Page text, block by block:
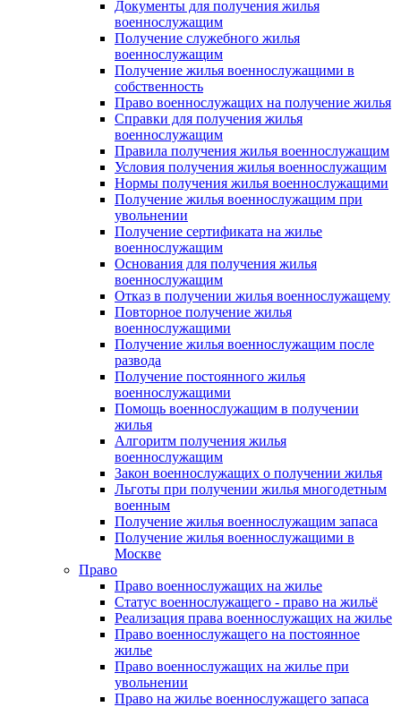
Документы для получения жилья
военнослужащим
Получение служебного жилья
военнослужащим
Получение жилья военнослужащими в
собственность
Право военнослужащих на получение жилья
Справки для получения жилья
военнослужащим
Правила получения жилья военнослужащим
Условия получения жилья военнослужащим
Нормы получения жилья военнослужащими
Получение жилья военнослужащим при
увольнении
Получение сертификата на жилье
военнослужащим
Основания для получения жилья
военнослужащим
Отказ в получении жилья военнослужащему
Повторное получение жилья
военнослужащими
Получение жилья военнослужащим после
развода
Получение постоянного жилья
военнослужащими
Помощь военнослужащим в получении
жилья
Алгоритм получения жилья
военнослужащим
Закон военнослужащих о получении жилья
Льготы при получении жилья многодетным
военным
Получение жилья военнослужащим запаса
Получение жилья военнослужащими в
Москве
Право
Право военнослужащих на жилье
Статус военнослужащего - право на жильё
Реализация права военнослужащих на жилье
Право военнослужащего на постоянное
жилье
Право военнослужащих на жилье при
увольнении
Право на жилье военнослужащего запаса